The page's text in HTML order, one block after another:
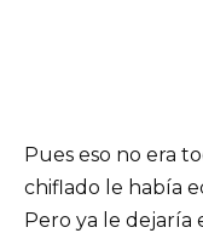
Pues eso no era
chiflado le había
Pero ya le dejaría